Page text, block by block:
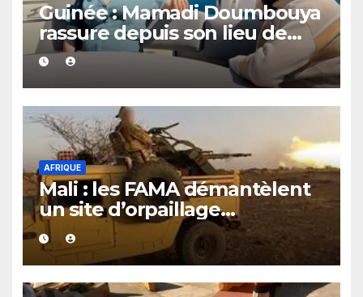
Guinée : Mamadi Doumbouya
rassure depuis son lieu de
vacances
AFRIQUE
Mali : les FAMA démantèlent
un site d’orpaillage
clandestin soupçonné d’être
exploité par le JNIM et le FLA